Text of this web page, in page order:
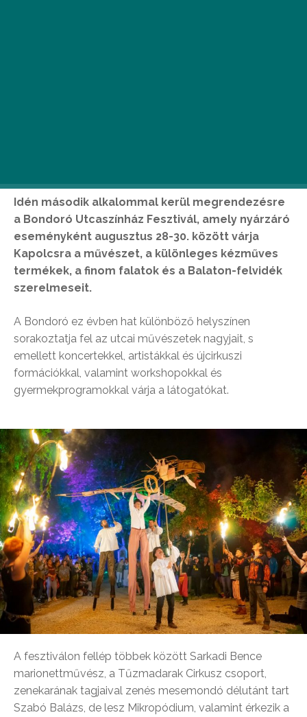
Idén második alkalommal kerül megrendezésre
a Bondoró Utcaszínház Fesztivál, amely nyárzáró
eseményként augusztus 28-30. között várja
Kapolcsra a művészet, a különleges kézműves
termékek, a finom falatok és a Balaton-felvidék
szerelmeseit.
A Bondoró ez évben hat különböző helyszínen
sorakoztatja fel az utcai művészetek nagyjait, s
emellett koncertekkel, artistákkal és újcirkuszi
formációkkal, valamint workshopokkal és
gyermekprogramokkal várja a látogatókat.
A fesztiválon fellép többek között Sarkadi Bence
marionettművész, a Tűzmadarak Cirkusz csoport,
zenekarának tagjaival zenés mesemondó délutánt tart
Szabó Balázs, de lesz Mikropódium, valamint érkezik a